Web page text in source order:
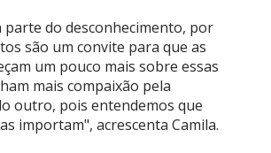
parte do desconhecimento, por
são um convite para que as
um pouco mais sobre essas
mais compaixão pela
outro, pois entendemos que
importam", acrescenta Camila.